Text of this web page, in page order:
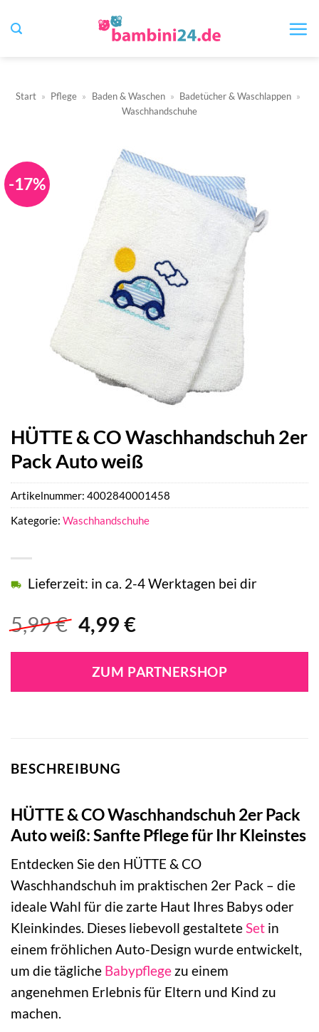
Inhalt
Start » Pflege » Baden & Waschen » Badetücher & Waschlappen »
Waschhandschuhe
-17%
HÜTTE & CO Waschhandschuh 2er
Pack Auto weiß
5,99€ Ursprünglicher
war:
5,99 €
4,99 €Aktueller
ist:
4,99 €.
Lieferzeit: in ca. 2-4 Werktagen bei dir
ZUM PARTNERSHOP
Artikelnummer: 4002840001458
Kategorie: Waschhandschuhe
BESCHREIBUNG
HÜTTE & CO Waschhandschuh 2er Pack
Auto weiß: Sanfte Pflege für Ihr Kleinstes
Entdecken Sie den HÜTTE & CO
Waschhandschuh im praktischen 2er Pack – die
ideale Wahl für die zarte Haut Ihres Babys oder
Kleinkindes. Dieses liebevoll gestalteteSet in
einem fröhlichen Auto-Design wurde entwickelt,
um die tägliche Babypflege zu einem
angenehmen Erlebnis für Eltern und Kind zu
machen.